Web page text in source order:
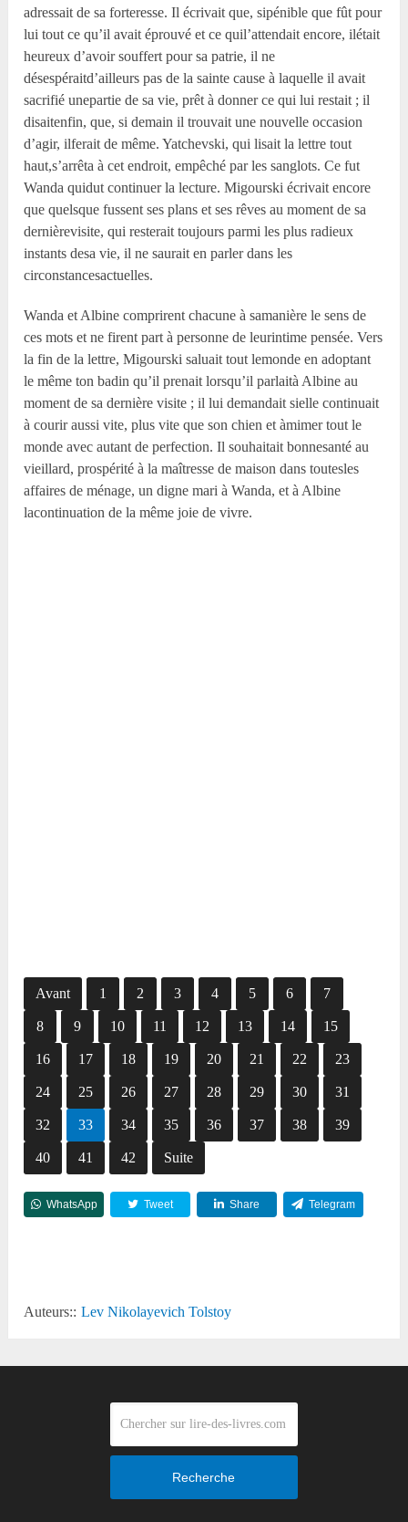
adressait de sa forteresse. Il écrivait que, sipénible que fût pour
lui tout ce qu’il avait éprouvé et ce quil’attendait encore, ilétait
heureux d’avoir souffert pour sa patrie, il ne
désespéraitd’ailleurs pas de la sainte cause à laquelle il avait
sacrifié unepartie de sa vie, prêt à donner ce qui lui restait ; il
disaitenfin, que, si demain il trouvait une nouvelle occasion
d’agir, ilferait de même. Yatchevski, qui lisait la lettre tout
haut,s’arrêta à cet endroit, empêché par les sanglots. Ce fut
Wanda quidut continuer la lecture. Migourski écrivait encore
que quelsque fussent ses plans et ses rêves au moment de sa
dernièrevisite, qui resterait toujours parmi les plus radieux
instants desa vie, il ne saurait en parler dans les
circonstancesactuelles.
Wanda et Albine comprirent chacune à samanière le sens de
ces mots et ne firent part à personne de leurintime pensée. Vers
la fin de la lettre, Migourski saluait tout lemonde en adoptant
le même ton badin qu’il prenait lorsqu’il parlaità Albine au
moment de sa dernière visite ; il lui demandait sielle continuait
à courir aussi vite, plus vite que son chien et àmimer tout le
monde avec autant de perfection. Il souhaitait bonnesanté au
vieillard, prospérité à la maîtresse de maison dans toutesles
affaires de ménage, un digne mari à Wanda, et à Albine
lacontinuation de la même joie de vivre.
Avant 1 2 3 4 5 6 7
8 9 10 11 12 13 14 15
16 17 18 19 20 21 22 23
24 25 26 27 28 29 30 31
32 33 34 35 36 37 38 39
40 41 42 Suite
WhatsApp Tweet Share Telegram
Auteurs:: Lev Nikolayevich Tolstoy
Recherche